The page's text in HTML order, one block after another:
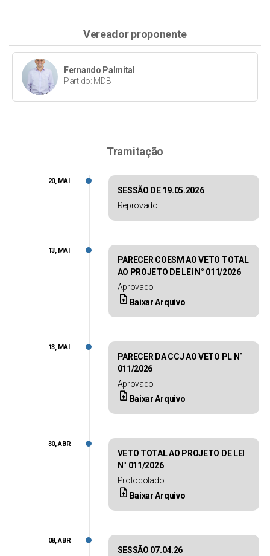
Vereador proponente
Fernando Palmital
Partido: MDB
Tramitação
SESSÃO DE 19.05.2026
Reprovado
20, MAI
PARECER COESM AO VETO TOTAL
AO PROJETO DE LEI N° 011/2026
Aprovado
upload_file Baixar Arquivo
13, MAI
PARECER DA CCJ AO VETO PL N°
011/2026
Aprovado
upload_file Baixar Arquivo
13, MAI
VETO TOTAL AO PROJETO DE LEI
N° 011/2026
Protocolado
upload_file Baixar Arquivo
30, ABR
SESSÃO 07.04.26
08, ABR